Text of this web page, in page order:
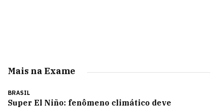
Mais na Exame
BRASIL
Super El Niño: fenômeno climático deve